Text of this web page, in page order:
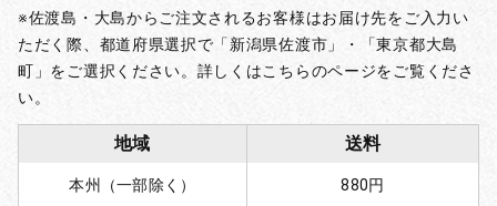
※佐渡島・大島からご注文されるお客様はお届け先をご入力い
ただく際、都道府県選択で「新潟県佐渡市」・「東京都大島
町」をご選択ください。詳しくはこちらのページをご覧くださ
い。
地域 送料
本州（一部除く） 880円